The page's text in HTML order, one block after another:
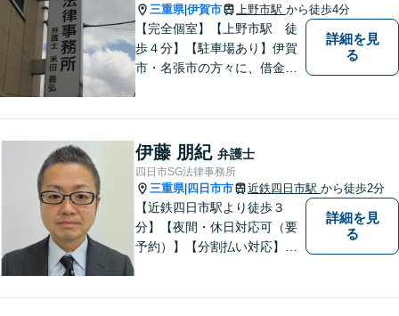
三重県|伊賀市 上野市駅 から徒歩4分
【完全個室】【上野市駅 徒
歩４分】【駐車場あり】伊賀
市・名張市の方々に、借金、
せていただきますので、一人
で悩まずに、なんでもご相談
ください
詳細を見
る
伊藤 朋紀 弁護士
四日市SG法律事務所
三重県| 四日市市 近鉄四日市駅 から徒歩2分
【近鉄四日市駅より徒歩３
分】【夜間・休日対応可（要
予約）】【分割払い対応】
詳細を見
る